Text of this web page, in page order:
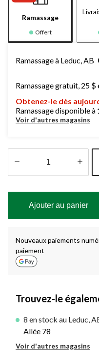
Ramassage
Offert
Ramassage à Leduc, AB
Ramassage gratuit, 25 $
Obtenez-le dès
Ramassage disponible à
Voir d'autres magasins
à
Ajouter au panier
Nouveaux paiements
paiement
Trouvez-le
8 en stock au Leduc,
Allée 78
Voir d'autres magasins